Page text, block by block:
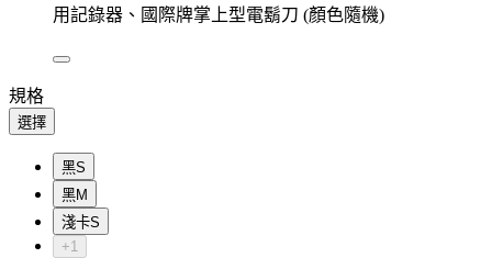
用記錄器、國際牌掌上型電鬍刀 (顏色隨機)
規格
選擇
黑S
黑M
淺卡S
+1